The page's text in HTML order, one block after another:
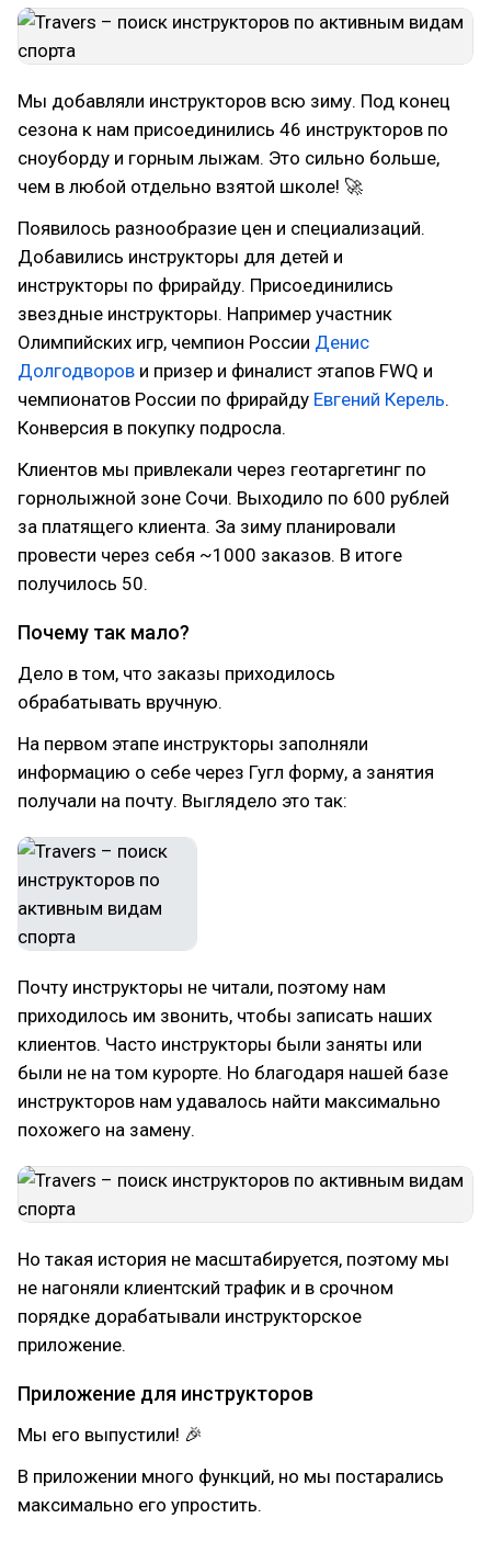
Мы добавляли инструкторов всю зиму. Под конец
сезона к нам присоединились 46 инструкторов по
сноуборду и горным лыжам. Это сильно больше,
чем в любой отдельно взятой школе! 🚀
Появилось разнообразие цен и специализаций.
Добавились инструкторы для детей и
инструкторы по фрирайду. Присоединились
звездные инструкторы. Например участник
Олимпийских игр, чемпион России Денис
Долгодворов и призер и финалист этапов FWQ и
чемпионатов России по фрирайду Евгений Керель.
Конверсия в покупку подросла.
Клиентов мы привлекали через геотаргетинг по
горнолыжной зоне Сочи. Выходило по 600 рублей
за платящего клиента. За зиму планировали
провести через себя ~1000 заказов. В итоге
получилось 50.
Почему так мало?
Дело в том, что заказы приходилось
обрабатывать вручную.
На первом этапе инструкторы заполняли
информацию о себе через Гугл форму, а занятия
получали на почту. Выглядело это так:
Почту инструкторы не читали, поэтому нам
приходилось им звонить, чтобы записать наших
клиентов. Часто инструкторы были заняты или
были не на том курорте. Но благодаря нашей базе
инструкторов нам удавалось найти максимально
похожего на замену.
Но такая история не масштабируется, поэтому мы
не нагоняли клиентский трафик и в срочном
порядке дорабатывали инструкторское
приложение.
Приложение для инструкторов
Мы его выпустили! 🎉
В приложении много функций, но мы постарались
максимально его упростить.